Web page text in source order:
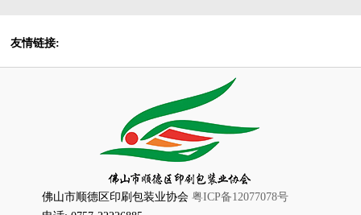
友情链接:
佛山市顺德区印刷包装业协会 粤ICP备12077078号